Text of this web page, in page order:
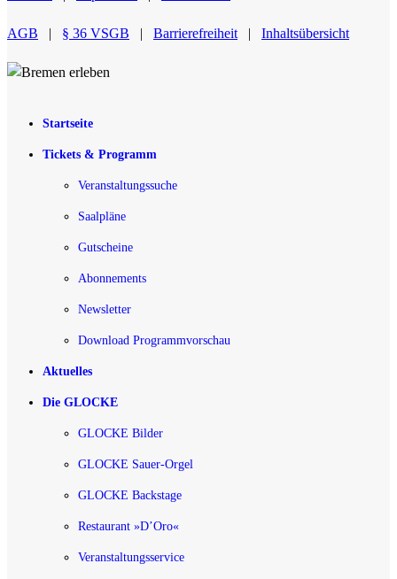
AGB | § 36 VSGB | Barrierefreiheit | Inhaltsübersicht
Startseite
Tickets & Programm
Veranstaltungssuche
Saalpläne
Gutscheine
Abonnements
Newsletter
Download Programmvorschau
Aktuelles
Die GLOCKE
GLOCKE Bilder
GLOCKE Sauer-Orgel
GLOCKE Backstage
Restaurant »D’Oro«
Veranstaltungsservice